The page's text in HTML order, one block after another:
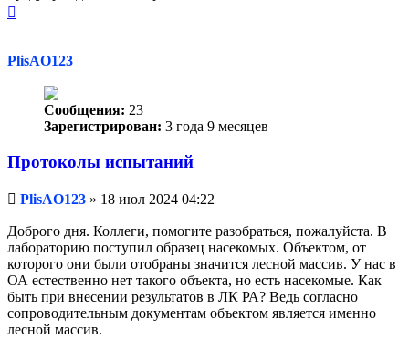
PlisAO123
Сообщения: 23
Зарегистрирован: 3 года 9 месяцев
Протоколы испытаний
Непрочитанное
PlisAO123 » 18 июл 2024 04:22
Доброго дня. Коллеги, помогите разобраться, пожалуйста. В
лабораторию поступил образец насекомых. Объектом, от
которого они были отобраны значится лесной массив. У нас в
ОА естественно нет такого объекта, но есть насекомые. Как
быть при внесении результатов в ЛК РА? Ведь согласно
сопроводительным документам объектом является именно
лесной массив.